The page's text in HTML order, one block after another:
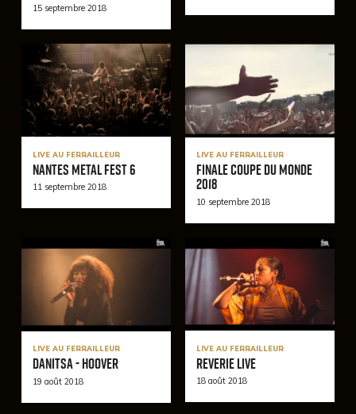
15 septembre 2018
LIVE AU FERRAILLEUR
Nantes Metal Fest 6
11 septembre 2018
LIVE AU FERRAILLEUR
Finale coupe du monde
2018
10 septembre 2018
LIVE AU FERRAILLEUR
DANITSA - Hoover
19 août 2018
LIVE AU FERRAILLEUR
REVERIE Live
18 août 2018